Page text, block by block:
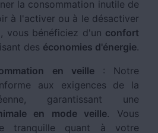
la consommation inutile de
à l'activer ou à le désactiver
vous bénéficiez d'un confort
des économies d'énergie.
en veille: Notre
aux exigences de la
garantissant une
en mode veille. Vous
tranquille quant à votre